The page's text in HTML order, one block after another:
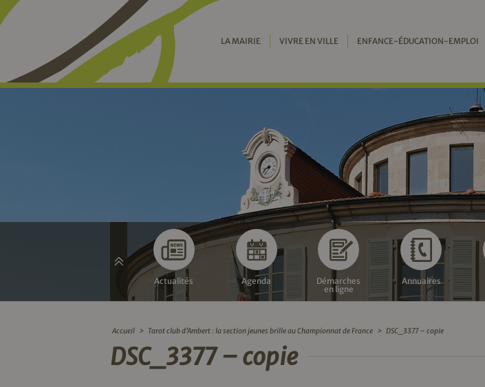
LA MAIRIE VIVRE EN VILLE ENFANCE-ÉDUCATION-EMPLOI
Actualités Agenda
Démarches
en ligne
Annuaires
Accueil > Tarot club d’Ambert : la section jeunes brille au Championnat de France > DSC_3377 – copie
DSC_3377 – copie